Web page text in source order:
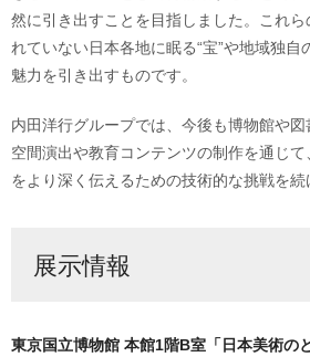
然に引き出すことを目指しました。これ
れていない日本各地に眠る“宝”や地域独
魅力を引き出すものです。
内田洋行グループでは、今後も博物館や
空間演出や教育コンテンツの制作を通じ
をより深く伝えるための技術的な挑戦を続
展示情報
東京国立博物館 本館1階B室「日本美術